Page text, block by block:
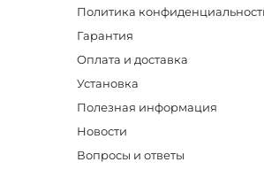
Политика
Гарантия
Оплата и доставка
Установка
Полезная информация
Новости
Вопросы и ответы